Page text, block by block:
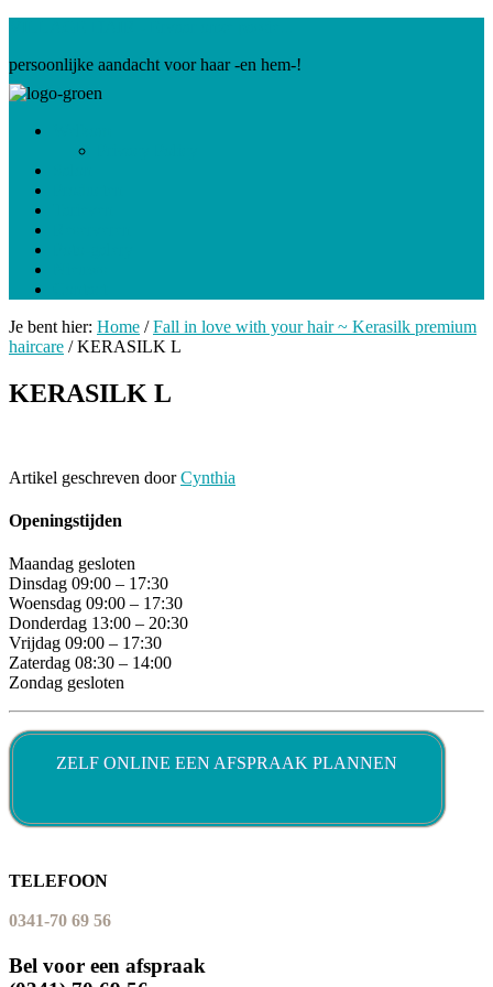
persoonlijke aandacht voor haar -en hem-!
Je bent hier: Home / Fall in love with your hair ~ Kerasilk premium
haircare /KERASILK L
KERASILK L
Artikel geschreven doorCynthia
Openingstijden
Maandag gesloten
Dinsdag 09:00 – 17:30
Woensdag 09:00 – 17:30
Donderdag 13:00 – 20:30
Vrijdag 09:00 – 17:30
Zaterdag 08:30 – 14:00
Zondag gesloten
ZELF ONLINE EEN AFSPRAAK PLANNEN
TELEFOON
0341-70 69 56
Bel voor een afspraak